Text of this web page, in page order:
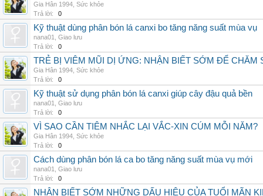
Gia Hân 1994 Sức khỏe
Trả lời:
0
Kỹ thuật dùng phân bón lá canxi bo tăng năng suất mùa vụ
nana01
Giao lưu
Trả lời:
0
TRẺ BỊ VIÊM MŨI DỊ ỨNG: NHẬN BIẾT SỚM ĐỂ CHĂM
Gia Hân 1994 Sức khỏe
Trả lời:
0
Kỹ thuật sử dụng phân bón lá canxi giúp cây đậu quả bền
nana01
Giao lưu
Trả lời:
0
VÌ SAO CẦN TIÊM NHẮC LẠI VẮC-XIN CÚM MỖI NĂM?
Gia Hân 1994 Sức khỏe
Trả lời:
0
Cách dùng phân bón lá ca bo tăng năng suất mùa vụ mới
nana01
Giao lưu
Trả lời:
0
NHẬN BIẾT SỚM NHỮNG DẤU HIỆU CỦA TUỔI MÃN